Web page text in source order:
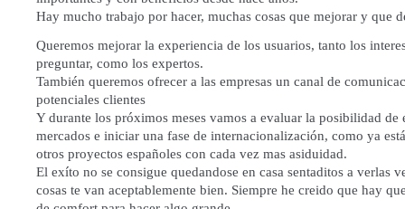
Hay mucho trabajo por hacer, muchas cosas que mejorar y que
Queremos mejorar la experiencia de los usuarios, tanto los
preguntar, como los expertos.
También queremos ofrecer a las empresas un canal de
potenciales clientes
Y durante los próximos meses vamos a evaluar la posibilidad de
mercados e iniciar una fase de internacionalización, como ya
otros proyectos españoles con cada vez mas asiduidad.
El exíto no se consigue quedandose en casa sentaditos a verlas
cosas te van aceptablemente bien. Siempre he creido que hay